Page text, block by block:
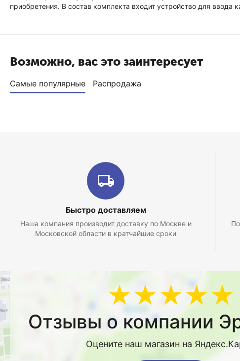
приобретения. В состав комплекта входит устройство для ввода
Возможно, вас это заинтересует
Самые популярные Распродажа
Быстро доставляем
Наша компания производит доставку по Москве и
Московской области в кратчайшие сроки
★★★★★
Отзывы о компании
Оцените наш магазин на